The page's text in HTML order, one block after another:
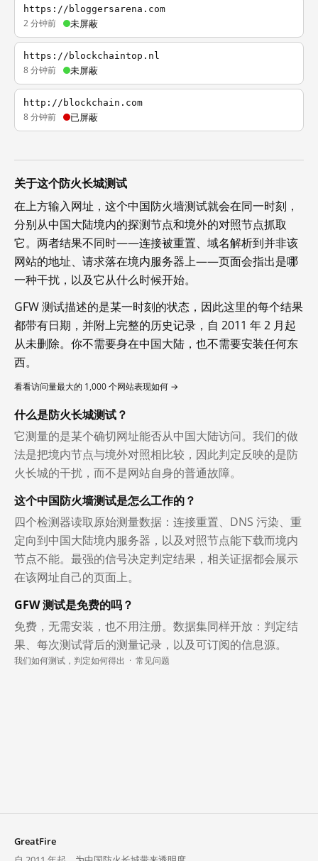
https://bloggersarena.com
2 分钟前 未屏蔽
https://blockchaintop.nl
8 分钟前 未屏蔽
http://blockchain.com
8 分钟前 已屏蔽
关于这个防火长城测试
在上方输入网址，这个中国防火墙测试就会在同一时刻，
分别从中国大陆境内的探测节点和境外的对照节点抓取
它。两者结果不同时——连接被重置、域名解析到并非该
网站的地址、请求落在境内服务器上——页面会指出是哪
一种干扰，以及它从什么时候开始。
GFW 测试描述的是某一时刻的状态，因此这里的每个结果
都带有日期，并附上完整的历史记录，自 2011 年 2 月起
从未删除。你不需要身在中国大陆，也不需要安装任何东
西。
看看访问量最大的 1,000 个网站表现如何 →
什么是防火长城测试？
它测量的是某个确切网址能否从中国大陆访问。我们的做
法是把境内节点与境外对照相比较，因此判定反映的是防
火长城的干扰，而不是网站自身的普通故障。
这个中国防火墙测试是怎么工作的？
四个检测器读取原始测量数据：连接重置、DNS 污染、重
定向到中国大陆境内服务器，以及对照节点能下载而境内
节点不能。最强的信号决定判定结果，相关证据都会展示
在该网址自己的页面上。
GFW 测试是免费的吗？
免费，无需安装，也不用注册。数据集同样开放：判定结
果、每次测试背后的测量记录，以及可订阅的信息源。
我们如何测试，判定如何得出 · 常见问题
GreatFire